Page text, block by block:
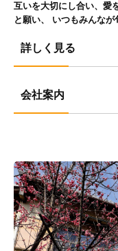
互いを大切にし合い、愛
と願い、 いつもみんなが
詳しく見る
会社案内